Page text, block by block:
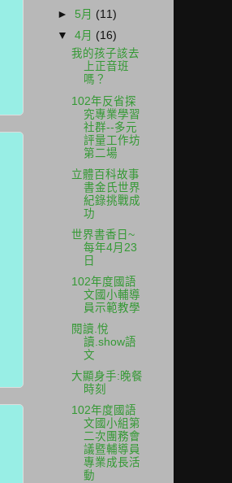
► 5月 (11)
▼4月 (16)
我的孩子該去
上正音班
嗎？
102年反省探
究專業學習
社群--多元
評量工作坊
第二場
立體百科故事
書金氏世界
紀錄挑戰成
功
世界書香日~
每年4月23
日
102年度國語
文國小輔導
員示範教學
閱讀.悅
讀.show語
文
大顯身手:晚餐
時刻
102年度國語
文國小組第
二次團務會
議暨輔導員
專業成長活
動